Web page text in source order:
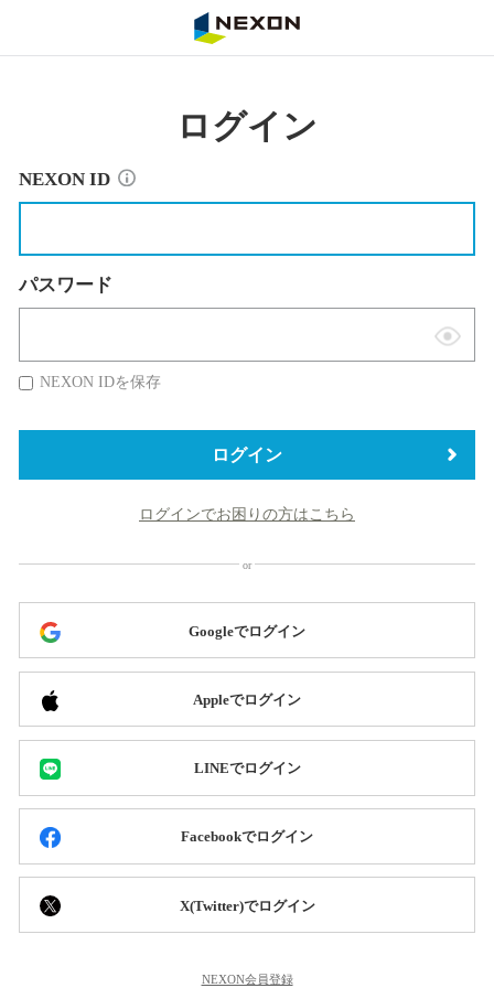
ログイン
NEXON ID
パスワード
表
替
NEXON IDを保存
ログイン
ログインでお困りの方はこちら
Googleでログイン
Appleでログイン
LINEでログイン
Facebookでログイン
X(Twitter)でログイン
NEXON会員登録